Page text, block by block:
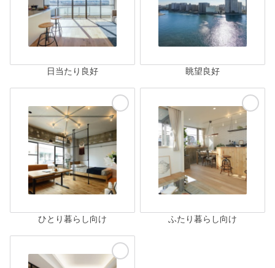
日当たり良好 眺望良好
ひとり暮らし向け ふたり暮らし向け